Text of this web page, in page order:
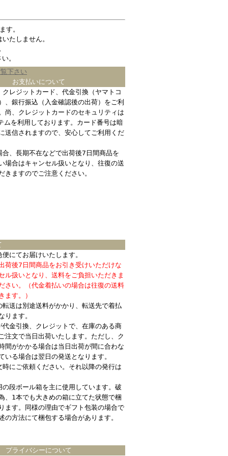
す。
たしません。
。
下さい
お支払いについて
レジットカード、代金引換（ヤマトコ
、銀行振込（入金確認後の出荷）をご利
尚、クレジットカードのセキュリティは
ムを利用しております。カード番号は暗
送信されますので、安心してご利用くだ
、長期不在などで出荷後7日間商品を
場合はキャンセル扱いとなり、往復の送
きますのでご注意ください。
にてお届けいたします。
荷後7日間商品をお引き受けいただけな
ル扱いとなり、送料をご負担いただきま
さい。（代金着払いの場合は往復の送料
ます。）
送は別途送料がかかり、転送先で着払
ります。
金引換、クレジットで、在庫のある商
注文で当日出荷いたします。ただし、ク
間がかかる場合は当日出荷が間に合わな
いる場合は翌日の発送となります。
にご依頼ください。それ以降の発行は
段ボール箱を主に使用しています。破
、1本でも大きめの箱に立てた状態で梱
ます。同様の理由でギフト包装の場合で
の方法にて梱包する場合があります。
プライバシーについて